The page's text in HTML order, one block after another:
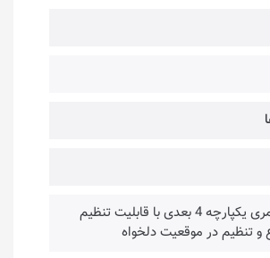
• تکیه گاه کمری یکپارچه 4 بعدی با قابلیت تنظیم
و تنظیم در موقعیت دلخواه